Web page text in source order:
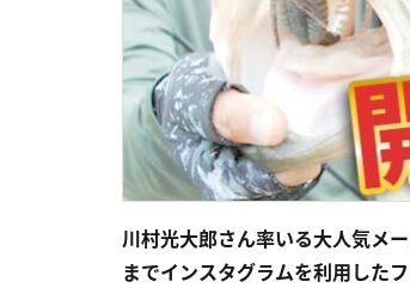
川村光大郎さん率いる大人気メ
までインスタグラムを利用した